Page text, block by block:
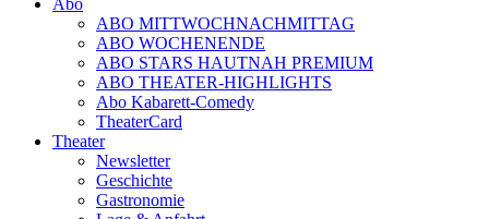
ABO MITTWOCHNACHMITTAG
ABO WOCHENENDE
ABO STARS HAUTNAH PREMIUM
ABO THEATER-HIGHLIGHTS
Abo Kabarett-Comedy
TheaterCard
Theater
Newsletter
Geschichte
Gastronomie